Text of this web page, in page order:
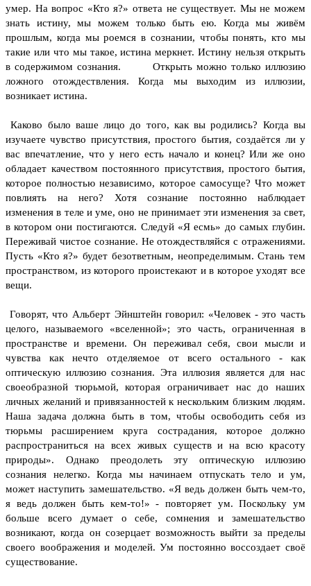
умер. На вопрос «Кто я?» ответа не существует. Мы не можем
знать истину, мы можем только быть ею. Когда мы живём
прошлым, когда мы роемся в сознании, чтобы понять, кто мы
такие или что мы такое, истина меркнет. Истину нельзя открыть
в содержимом сознания. Открыть можно только иллюзию
ложного отождествления. Когда мы выходим из иллюзии,
возникает истина.
Каково было ваше лицо до того, как вы родились? Когда вы
изучаете чувство присутствия, простого бытия, создаётся ли у
вас впечатление, что у него есть начало и конец? Или же оно
обладает качеством постоянного присутствия, простого бытия,
которое полностью независимо, которое самосуще? Что может
повлиять на него? Хотя сознание постоянно наблюдает
изменения в теле и уме, оно не принимает эти изменения за свет,
в котором они постигаются. Следуй «Я есмь» до самых глубин.
Переживай чистое сознание. Не отождествляйся с отражениями.
Пусть «Кто я?» будет безответным, неопределимым. Стань тем
пространством, из которого проистекают и в которое уходят все
вещи.
Говорят, что Альберт Эйнштейн говорил: «Человек - это часть
целого, называемого «вселенной»; это часть, ограниченная в
пространстве и времени. Он переживал себя, свои мысли и
чувства как нечто отделяемое от всего остального - как
оптическую иллюзию сознания. Эта иллюзия является для нас
своеобразной тюрьмой, которая ограничивает нас до наших
личных желаний и привязанностей к нескольким близким людям.
Наша задача должна быть в том, чтобы освободить себя из
тюрьмы расширением круга сострадания, которое должно
распространиться на всех живых существ и на всю красоту
природы».
Однако преодолеть эту оптическую иллюзию
сознания нелегко. Когда мы начинаем отпускать тело и ум,
может наступить замешательство. «Я ведь должен быть чем-то,
я ведь должен быть кем-то!» - повторяет ум. Поскольку ум
больше всего думает о себе, сомнения и замешательство
возникают, когда он созерцает возможность выйти за пределы
своего воображения и моделей. Ум постоянно воссоздает своё
существование.